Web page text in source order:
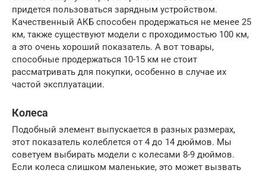
придется пользоваться зарядным устройством.
Качественный АКБ способен продержаться не менее 25
км, также существуют модели с проходимостью 100 км,
а это очень хороший показатель. А вот товары,
способные продержаться 10-15 км не стоит
рассматривать для покупки, особенно в случае их
частой эксплуатации.
Колеса
Подобный элемент выпускается в разных размерах,
этот показатель колеблется от 4 до 14 дюймов. Мы
советуем выбирать модели с колесами 8-9 дюймов.
Если колеса слишком маленькие, это может вызвать